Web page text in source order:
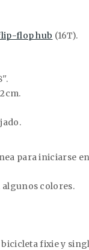
flop hub (16T).
para iniciarse
algunos colores.
fixie y